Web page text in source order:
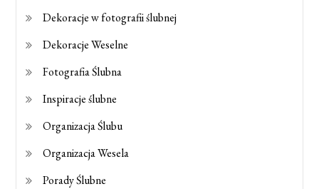
Dekoracje w fotografii ślubnej
Dekoracje Weselne
Fotografia Ślubna
Inspiracje ślubne
Organizacja Ślubu
Organizacja Wesela
Porady Ślubne